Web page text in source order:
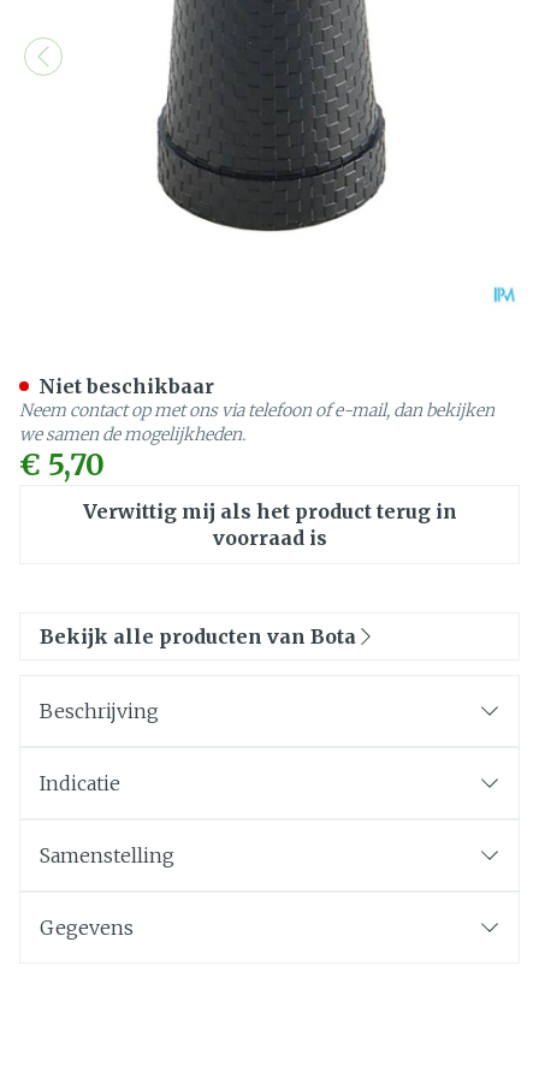
€ 5,70
Verwittig mij als het product terug in
voorraad is
Niet beschikbaar
Neem contact op met ons via telefoon of e-mail, dan bekijken
we samen de mogelijkheden.
Bekijk alle producten van Bota
Beschrijving
Indicatie
Samenstelling
Gegevens